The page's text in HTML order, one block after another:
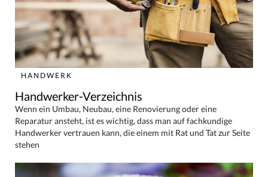
HANDWERK
Handwerker-Verzeichnis
Wenn ein Umbau, Neubau, eine Renovierung oder eine
Reparatur ansteht, ist es wichtig, dass man auf fachkundige
Handwerker vertrauen kann, die einem mit Rat und Tat zur Seite
stehen